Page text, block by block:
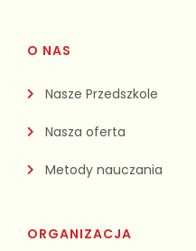
O NAS
Nasze Przedszkole
Nasza oferta
Metody nauczania
ORGANIZACJA